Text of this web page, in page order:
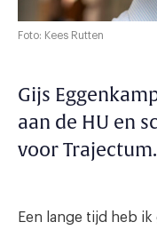
Foto: Kees Rutten
Gijs
aan de HU en
voor Trajectum.
Een lange tijd heb